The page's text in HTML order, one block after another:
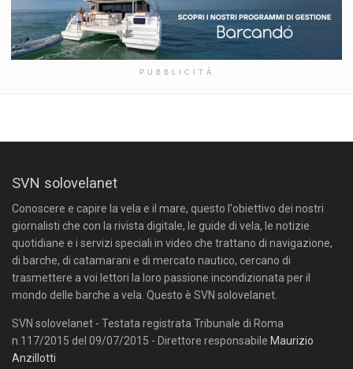
PUBBLICITÀ
SVN solovelanet
Conoscere e capire la vela e il mare, questo l'obiettivo dei nostri
giornalisti che con la rivista digitale, le guide di vela, le notizie
quotidiane e i servizi speciali in video che trattano di navigazione,
di barche, di catamarani e di mercato nautico, cercano di
trasmettere a voi lettori la loro passione incondizionata per il
mondo delle barche a vela. Questo è SVN solovelanet.
SVN solovelanet - Testata registrata Tribunale di Roma
n.117/2015 del 09/07/2015 - Direttore responsabile Maurizio
Anzillotti